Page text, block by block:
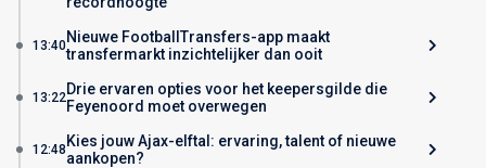
13:40Nieuwe FootballTransfers-app maakt
transfermarkt inzichtelijker dan ooit
13:22Drie ervaren opties voor het keepersgilde die
Feyenoord moet overwegen
12:48 Kies jouw Ajax-elftal: ervaring, talent of nieuwe
aankopen?